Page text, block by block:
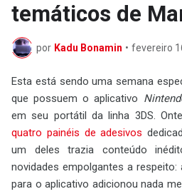
temáticos de
por Kadu Bonamin • fevereiro
Esta está sendo uma semana
que possuem o aplicativo
em seu portátil da linha 3DS.
quatro painéis de adesivos
um deles trazia conteúdo
novidades empolgantes a
para o aplicativo adicionou nada